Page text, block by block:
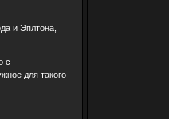
и Эплтона,
с
для такого